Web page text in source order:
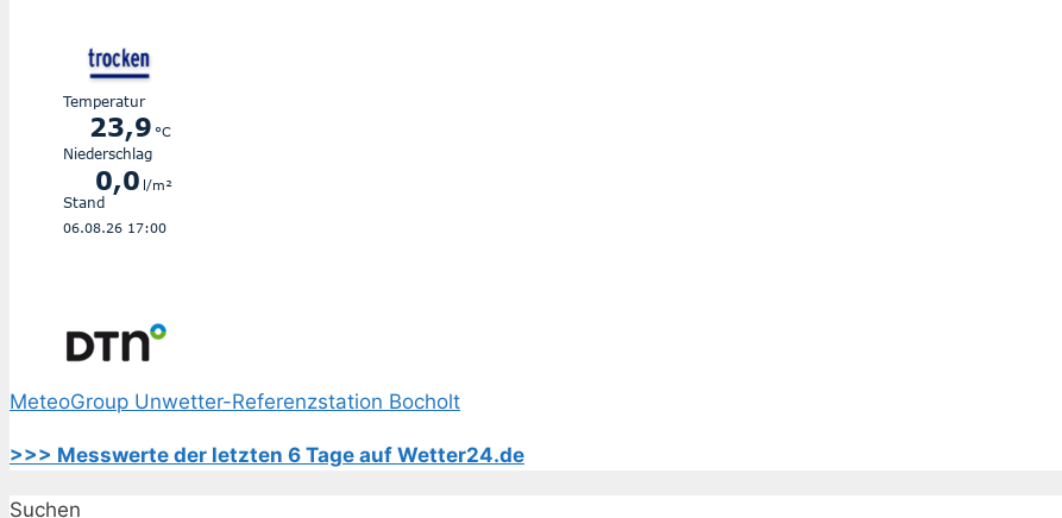
MeteoGroup Unwetter-Referenzstation Bocholt
>>> Messwerte der letzten 6 Tage auf Wetter24.de
Suchen